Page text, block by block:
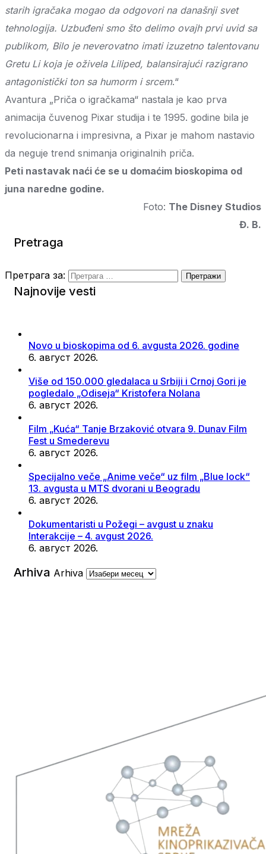
starih igračaka mogao da odgovori na današnji svet
tehnologija. Uzbuđeni smo što delimo ovajh prvi uvid sa
publikom, Bilo je neverovatno imati izuzetno talentovanu
Gretu Li koja je oživela Liliped, balansirajući razigrano
antagonistički ton sa humorm i srcem.“
Avantura „Priča o igračkama“ nastala je kao prva
animacija čuvenog Pixar studija i te 1995. godine bila je
revolucionarna i impresivna, a Pixar je mahom nastavio
da neguje trend snimanja originalnih priča.
Peti nastavak naći će se u domaćim bioskopima od
juna naredne godine.
Foto: The Disney Studios
Đ. B.
Pretraga
Претрага за:
Najnovije vesti
Novo u bioskopima od 6. avgusta 2026. godine
6. август 2026.
Više od 150.000 gledalaca u Srbiji i Crnoj Gori je
pogledalo „Odiseja“ Kristofera Nolana
6. август 2026.
Film „Kuća“ Tanje Brzaković otvara 9. Dunav Film
Fest u Smederevu
6. август 2026.
Specijalno veče „Anime veče“ uz film „Blue lock“
13. avgusta u MTS dvorani u Beogradu
6. август 2026.
Dokumentaristi u Požegi – avgust u znaku
Interakcije – 4. avgust 2026.
6. август 2026.
Arhiva Arhiva